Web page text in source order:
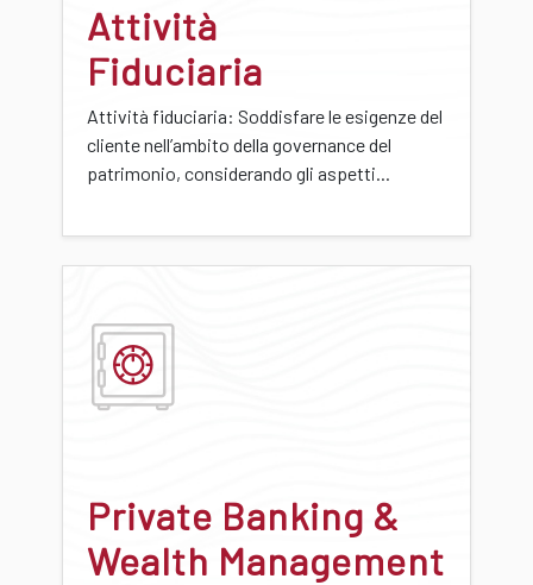
Attività
Fiduciaria
Attività fiduciaria: Soddisfare le esigenze del
cliente nell’ambito della governance del
patrimonio, considerando gli aspetti...
Private Banking &
Wealth Management